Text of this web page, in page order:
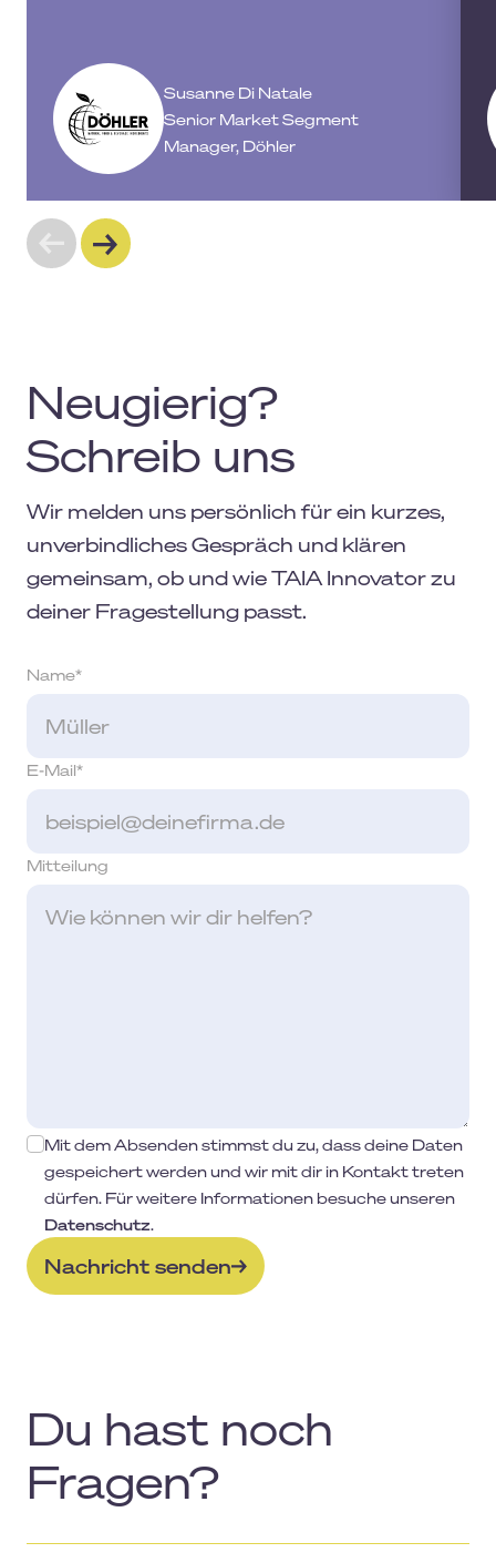
Susanne Di Natale
Senior Market Segment
Manager, Döhler
Neugierig?
Schreib uns
Wir melden uns persönlich für ein kurzes,
unverbindliches Gespräch und klären
gemeinsam, ob und wie TAIA Innovator zu
deiner Fragestellung passt.
Name*
E-Mail*
Mitteilung
Mit dem Absenden stimmst du zu, dass deine Daten
gespeichert werden und wir mit dir in Kontakt treten
dürfen. Für weitere Informationen besuche unseren
Datenschutz.
Nachricht senden
Du hast noch
Fragen?